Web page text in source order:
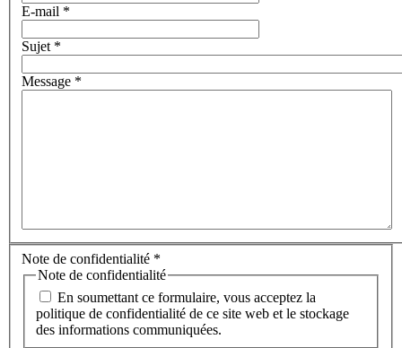
E-mail *
Sujet *
Message *
Note de confidentialité *
Note de confidentialité
En soumettant ce formulaire, vous acceptez la
politique de confidentialité de ce site web et le stockage
des informations communiquées.